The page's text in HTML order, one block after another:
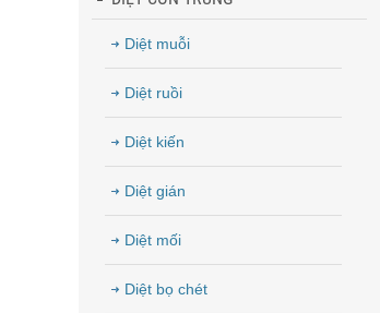
Diệt muỗi
Diệt ruồi
Diệt kiến
Diệt gián
Diệt mối
Diệt bọ chét